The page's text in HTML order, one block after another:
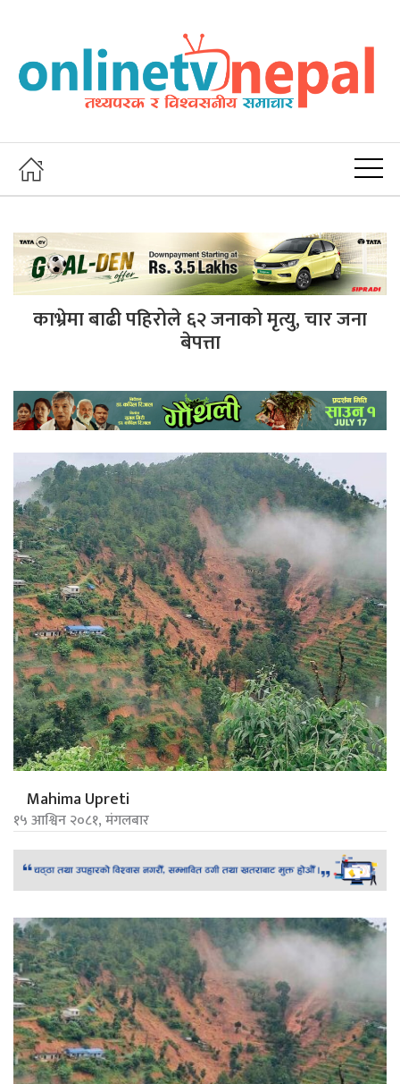
काभ्रेमा बाढी पहिरोले ६२ जनाको मृत्यु, चार जना
बेपत्ता
Mahima Upreti
१५ आश्विन २०८१, मंगलबार